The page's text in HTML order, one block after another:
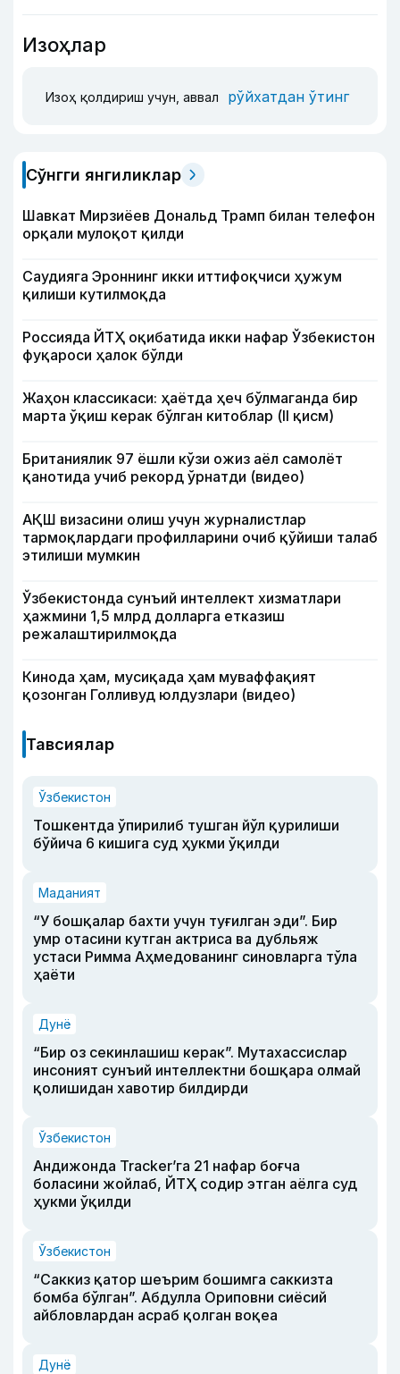
Изоҳлар
Изоҳ қолдириш учун, аввал рўйхатдан ўтинг
Сўнгги янгиликлар
Шавкат Мирзиёев Дональд Трамп билан телефон
орқали мулоқот қилди
Саудияга Эроннинг икки иттифоқчиси ҳужум
қилиши кутилмоқда
Россияда ЙТҲ оқибатида икки нафар Ўзбекистон
фуқароси ҳалок бўлди
Жаҳон классикаси: ҳаётда ҳеч бўлмаганда бир
марта ўқиш керак бўлган китоблар (II қисм)
Британиялик 97 ёшли кўзи ожиз аёл самолёт
қанотида учиб рекорд ўрнатди (видео)
АҚШ визасини олиш учун журналистлар
тармоқлардаги профилларини очиб қўйиши талаб
этилиши мумкин
Ўзбекистонда сунъий интеллект хизматлари
ҳажмини 1,5 млрд долларга етказиш
режалаштирилмоқда
Кинода ҳам, мусиқада ҳам муваффақият
қозонган Голливуд юлдузлари (видео)
Тавсиялар
Ўзбекистон
Тошкентда ўпирилиб тушган йўл қурилиши
бўйича 6 кишига суд ҳукми ўқилди
Маданият
“У бошқалар бахти учун туғилган эди”. Бир
умр отасини кутган актриса ва дубльяж
устаси Римма Аҳмедованинг синовларга тўла
ҳаёти
Дунё
“Бир оз секинлашиш керак”. Мутахассислар
инсоният сунъий интеллектни бошқара олмай
қолишидан хавотир билдирди
Ўзбекистон
Андижонда Tracker’га 21 нафар боғча
боласини жойлаб, ЙТҲ содир этган аёлга суд
ҳукми ўқилди
Ўзбекистон
“Саккиз қатор шеърим бошимга саккизта
бомба бўлган”. Абдулла Ориповни сиёсий
айбловлардан асраб қолган воқеа
Дунё